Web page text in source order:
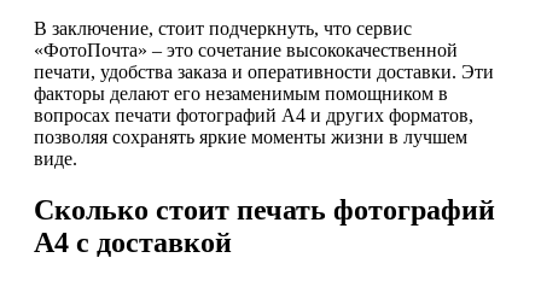
В заключение, стоит подчеркнуть, что сервис
«ФотоПочта» – это сочетание высококачественной
печати, удобства заказа и оперативности доставки. Эти
факторы делают его незаменимым помощником в
вопросах печати фотографий А4 и других форматов,
позволяя сохранять яркие моменты жизни в лучшем
виде.
Сколько стоит печать фотографий
А4 с доставкой